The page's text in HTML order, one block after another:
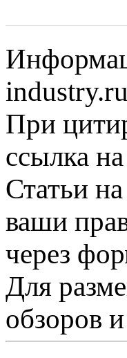
При
ссылка
Статьи
ваши
через
Для
обзоров